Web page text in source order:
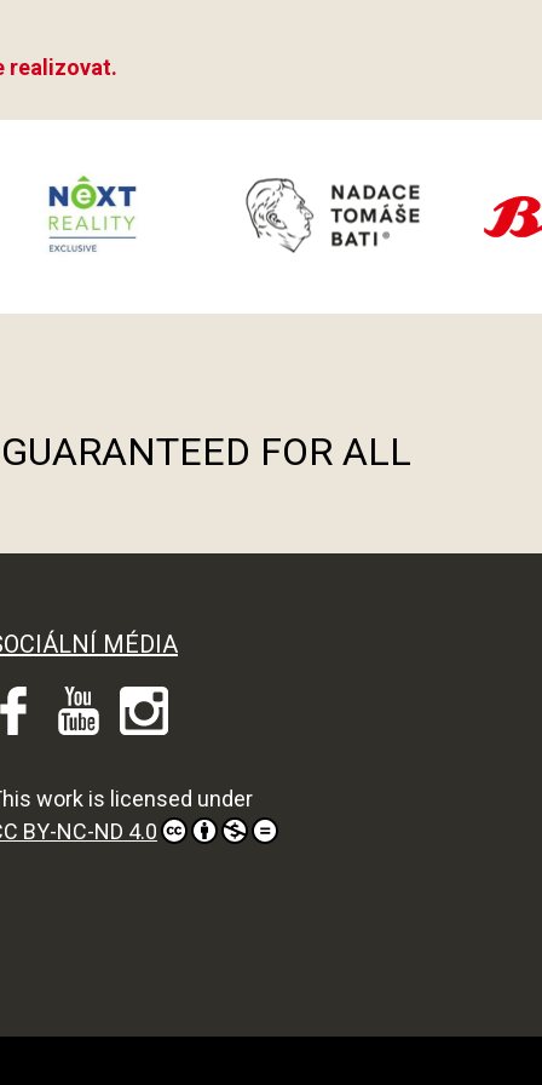
realizovat.
FOR ALL
MÉDIA
work is licensed under
BY-NC-ND 4.0